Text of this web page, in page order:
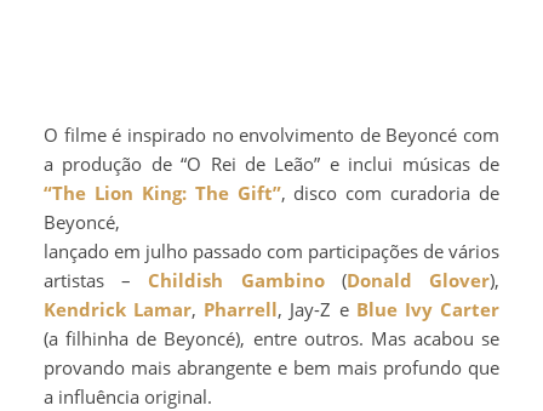
O filme é inspirado no envolvimento de Beyoncé com
a produção de “O Rei de Leão” e inclui músicas de
“The Lion King: The Gift”, disco com curadoria de
Beyoncé,
lançado em julho passado com participações de vários
artistas – Childish Gambino(Donald Glover),
Kendrick Lamar, Pharrell, Jay-Z e Blue Ivy Carter
(a filhinha de Beyoncé), entre outros. Mas acabou se
provando mais abrangente e bem mais profundo que
a influência original.